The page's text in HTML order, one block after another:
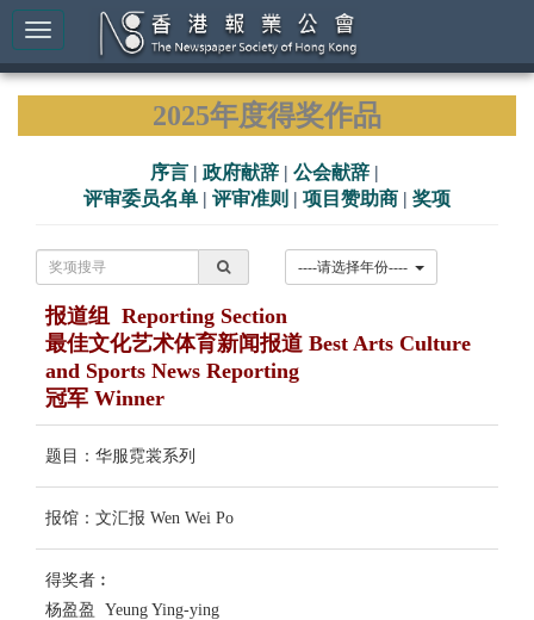
2025年度得奖作品
序言 | 政府献辞 | 公会献辞 |
评审委员名单 | 评审准则 | 项目赞助商 | 奖项
报道组 Reporting Section
最佳文化艺术体育新闻报道 Best Arts Culture
and Sports News Reporting
冠军 Winner
题目：华服霓裳系列
报馆：文汇报 Wen Wei Po
得奖者︰
杨盈盈 Yeung Ying-ying